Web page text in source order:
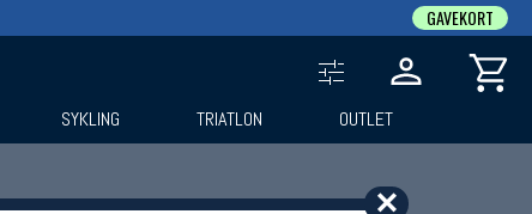
✕
GAVEKORT
SYKLING TRIATLON OUTLET